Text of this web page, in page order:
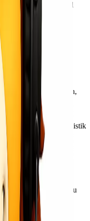
itu sama, padahal
proses
berbagai
barang
jadi lebih aman,
pengiriman,
perencanaan logistik
waktu pengiriman.
yang
hal yang perlu